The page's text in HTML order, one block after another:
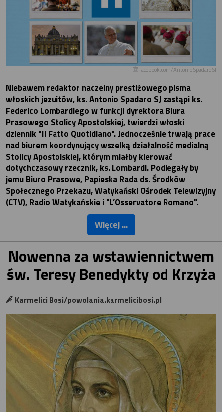
facebook.com/Antonio Spadaro SJ
Niebawem redaktor naczelny prestiżowego pisma
włoskich jezuitów, ks. Antonio Spadaro SJ zastąpi ks.
Federico Lombardiego w funkcji dyrektora Biura
Prasowego Stolicy Apostolskiej, twierdzi włoski
dziennik "Il Fatto Quotidiano". Jednocześnie trwają prace
nad biurem koordynujący wszelką działalność medialną
Stolicy Apostolskiej, którym miałby kierować
dotychczasowy rzecznik, ks. Lombardi. Podlegały by
jemu Biuro Prasowe, Papieska Rada ds. Środków
Społecznego Przekazu, Watykański Ośrodek Telewizyjny
(CTV), Radio Watykańskie i "L’Osservatore Romano".
Więcej ...
Nowenna za wstawiennictwem
św. Teresy Benedykty od Krzyża
Karmelici Bosi/powolania.karmelicibosi.pl